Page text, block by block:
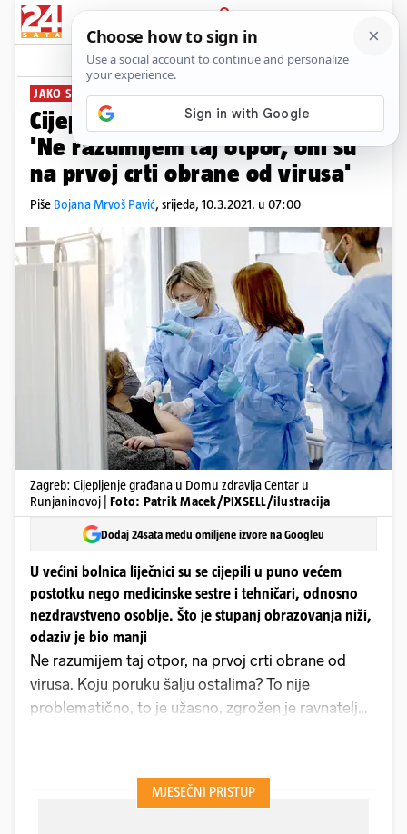
PRIJAVA
News Komentari
JAKO SLAB ODAZIV PLUS+
Cijepilo se samo pola zdravstva:
'Ne razumijem taj otpor, oni su
na prvoj crti obrane od virusa'
Piše Bojana Mrvoš Pavić, srijeda, 10.3.2021. u 07:00
Zagreb: Cijepljenje građana u Domu zdravlja Centar u
Runjaninovoj | Foto: Patrik Macek/PIXSELL/ilustracija
Dodaj 24sata među omiljene izvore na Googleu
U većini bolnica liječnici su se cijepili u puno većem
postotku nego medicinske sestre i tehničari, odnosno
nezdravstveno osoblje. Što je stupanj obrazovanja niži,
odaziv je bio manji
Ne razumijem taj otpor, na prvoj crti obrane od
virusa. Koju poruku šalju ostalima? To nije
problematično, to je užasno, zgrožen je ravnatelj